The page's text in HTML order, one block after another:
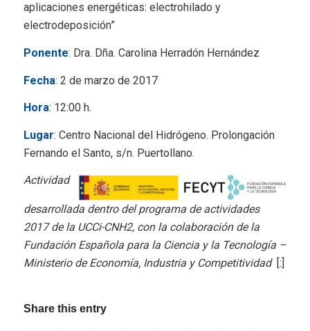
aplicaciones energéticas: electrohilado y
electrodeposición”
Ponente: Dra. Dña. Carolina Herradón Hernández
Fecha: 2 de marzo de 2017
Hora: 12:00 h.
Lugar: Centro Nacional del Hidrógeno. Prolongación
Fernando el Santo, s/n. Puertollano.
Actividad
desarrollada dentro del programa de actividades
2017 de la UCCi-CNH2, con la colaboración de la
Fundación Española para la Ciencia y la Tecnología –
Ministerio de Economía, Industria y Competitividad [:]
Share this entry